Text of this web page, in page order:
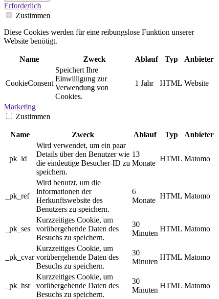
Erforderlich
Zustimmen
Diese Cookies werden für eine reibungslose Funktion unserer
Website benötigt.
Name Zweck Ablauf Typ Anbieter
CookieConsent
Speichert Ihre
Einwilligung zur
Verwendung von
Cookies.
1 Jahr HTML Website
Marketing
Zustimmen
Name Zweck Ablauf Typ Anbieter
_pk_id
Wird verwendet, um ein paar
Details über den Benutzer wie
die eindeutige Besucher-ID zu
speichern.
13
Monate
HTML Matomo
_pk_ref
Wird benutzt, um die
Informationen der
Herkunftswebsite des
Benutzers zu speichern.
6
Monate
HTML Matomo
_pk_ses
Kurzzeitiges Cookie, um
vorübergehende Daten des
Besuchs zu speichern.
30
Minuten
HTML Matomo
_pk_cvar
Kurzzeitiges Cookie, um
vorübergehende Daten des
Besuchs zu speichern.
30
Minuten
HTML Matomo
_pk_hsr
Kurzzeitiges Cookie, um
vorübergehende Daten des
Besuchs zu speichern.
30
Minuten
HTML Matomo